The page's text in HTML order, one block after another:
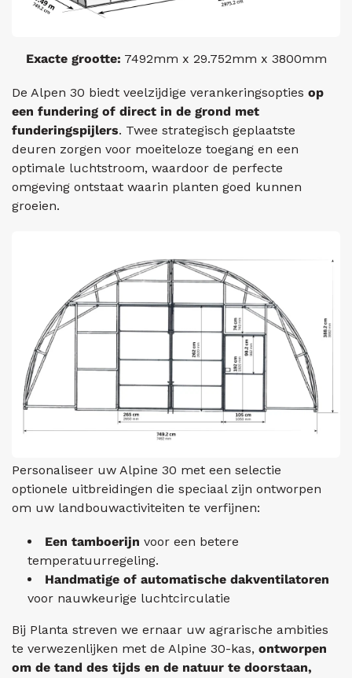
Exacte grootte: 7492mm x 29.752mm x 3800mm
De Alpen 30 biedt veelzijdige verankeringsopties op
een fundering of direct in de grond met
funderingspijlers. Twee strategisch geplaatste
deuren zorgen voor moeiteloze toegang en een
optimale luchtstroom, waardoor de perfecte
omgeving ontstaat waarin planten goed kunnen
groeien.
Personaliseer uw Alpine 30 met een selectie
optionele uitbreidingen die speciaal zijn ontworpen
om uw landbouwactiviteiten te verfijnen:
Een tamboerijn voor een betere
temperatuurregeling.
Handmatige of automatische dakventilatoren
voor nauwkeurige luchtcirculatie
Bij Planta streven we ernaar uw agrarische ambities
te verwezenlijken met de Alpine 30-kas, ontworpen
om de tand des tijds en de natuur te doorstaan,